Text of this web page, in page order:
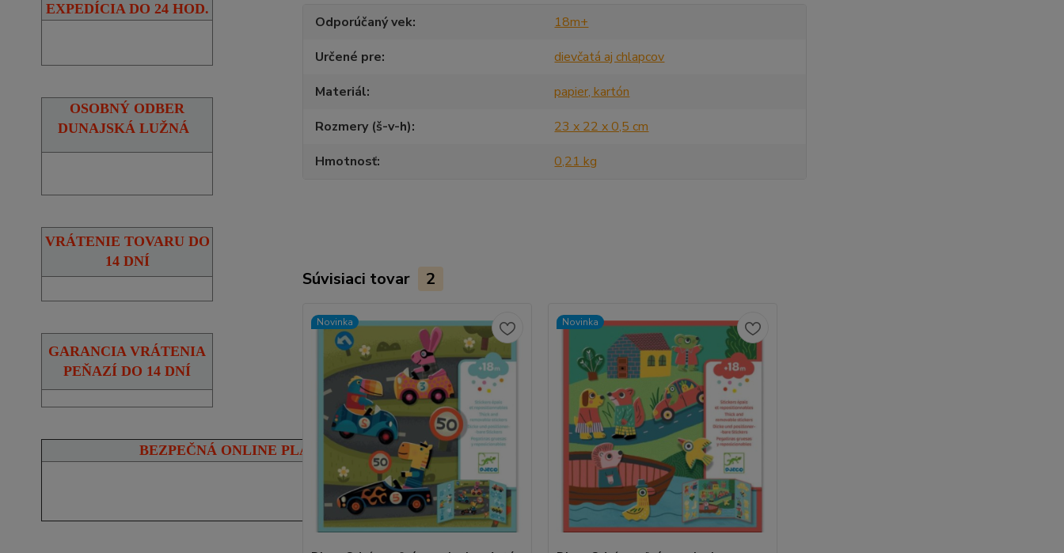
EXPEDÍCIA DO 24 HOD.
OSOBNÝ ODBER
DUNAJSKÁ LUŽNÁ
VRÁTENIE TOVARU DO
14 DNÍ
GARANCIA VRÁTENIA
PEŇAZÍ DO 14 DNÍ
BEZPEČNÁ ONLINE PLATBA
Odporúčaný vek
18m+
Určené pre
dievčatá aj chlapcov
Materiál
papier, kartón
Rozmery (š-v-h)
23 x 22 x 0,5 cm
Hmotnosť
0,21 kg
Súvisiaci tovar 2
Novinka Novinka